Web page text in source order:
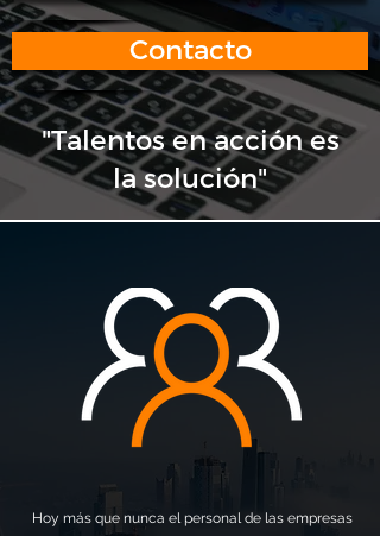
Contacto
"Talentos en acción es
la solución"
Hoy más que nunca el personal de las empresas